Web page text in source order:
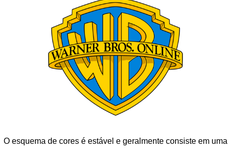
O esquema de cores é estável e geralmente consiste em uma